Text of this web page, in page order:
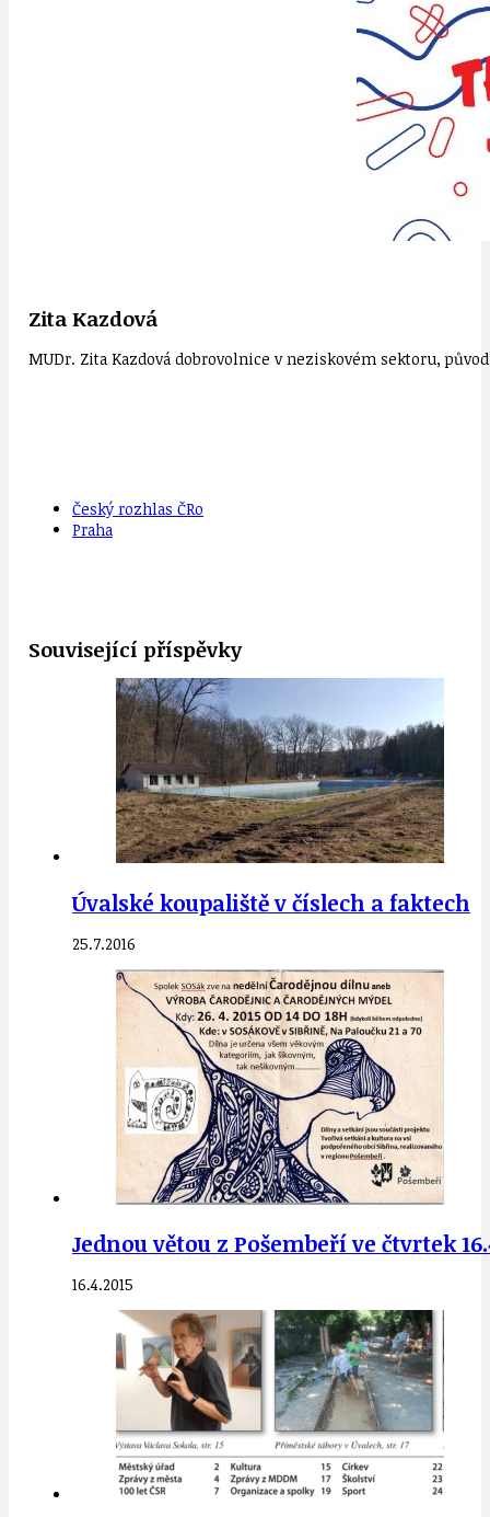
Zita Kazdová
MUDr. Zita Kazdová dobrovolnice v neziskovém sektoru,
Český rozhlas ČRo
Praha
Související příspěvky
Úvalské koupaliště v číslech a faktech
25.7.2016
Jednou větou z Pošembeří ve čtvrtek
16.4.2015